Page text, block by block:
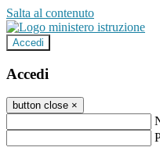
Salta al contenuto
Accedi
Accedi
button close ×